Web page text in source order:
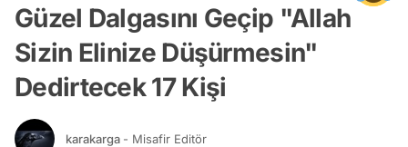
Güzel Dalgasını Geçip "Allah
Sizin Elinize Düşürmesin"
Dedirtecek 17 Kişi
karakarga - Misafir Editör